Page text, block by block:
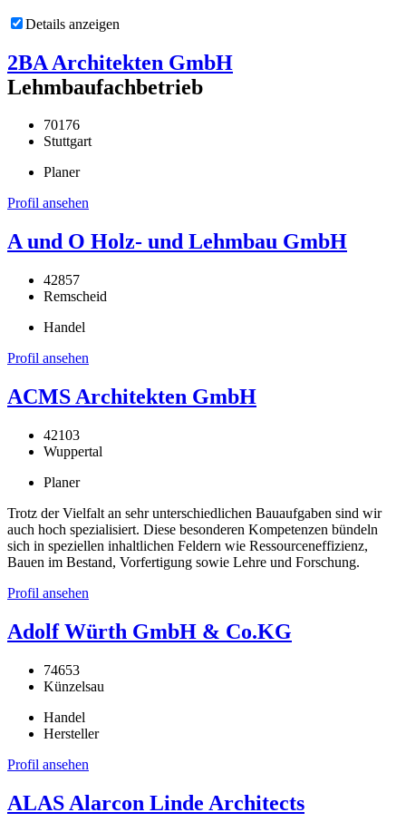
Details anzeigen
2BA Architekten GmbH
Lehmbaufachbetrieb
70176
Stuttgart
Planer
Profil ansehen
A und O Holz- und Lehmbau GmbH
42857
Remscheid
Handel
Profil ansehen
ACMS Architekten GmbH
42103
Wuppertal
Planer
Trotz der Vielfalt an sehr unterschiedlichen Bauaufgaben sind wir
auch hoch spezialisiert. Diese besonderen Kompetenzen bündeln
sich in speziellen inhaltlichen Feldern wie Ressourceneffizienz,
Bauen im Bestand, Vorfertigung sowie Lehre und Forschung.
Profil ansehen
Adolf Würth GmbH & Co.KG
74653
Künzelsau
Handel
Hersteller
Profil ansehen
ALAS Alarcon Linde Architects